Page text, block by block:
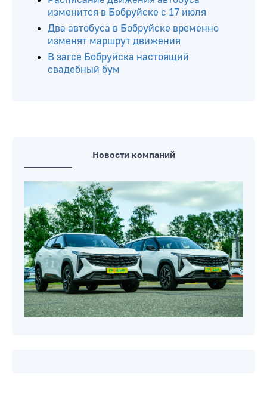
изменится в Бобруйске с 17 июля
Два автобуса в Бобруйске временно
изменят маршрут движения
В загсе Бобруйска настоящий
свадебный бум
Новости компаний